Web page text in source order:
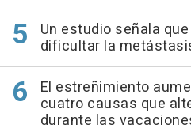
Un estudio señala
dificultar la
El estreñimiento
cuatro causas que
durante las